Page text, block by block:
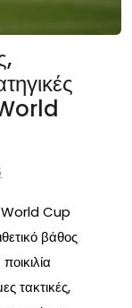
World Cup
βάθος
τακτικές,